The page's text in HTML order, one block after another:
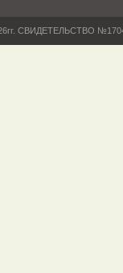
СВИДЕТЕЛЬСТВО